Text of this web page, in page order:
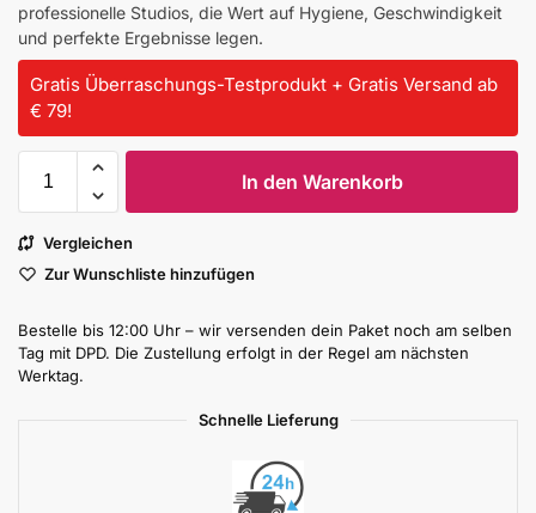
professionelle Studios, die Wert auf Hygiene, Geschwindigkeit
und perfekte Ergebnisse legen.
Gratis Überraschungs-Testprodukt + Gratis Versand ab
€ 79!
In den Warenkorb
Vergleichen
Zur Wunschliste hinzufügen
Bestelle bis 12:00 Uhr – wir versenden dein Paket noch am selben
Tag mit DPD. Die Zustellung erfolgt in der Regel am nächsten
Werktag.
Schnelle Lieferung